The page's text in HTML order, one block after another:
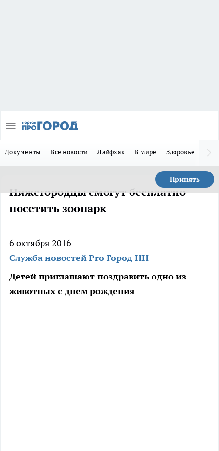
Документы Все новости Лайфхак В мире Здоровье
Принять
Нижегородцы смогут бесплатно
посетить зоопарк
6 октября 2016
Служба новостей Pro Город НН
Детей приглашают поздравить одно из
животных с днем рождения